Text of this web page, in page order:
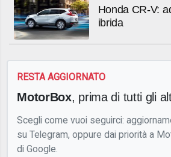
Honda CR-V:
ibrida
RESTA AGGIORNATO
MotorBox, prima di tutti gli
Scegli come vuoi seguirci:
su Telegram, oppure dai priorità a
di Google.